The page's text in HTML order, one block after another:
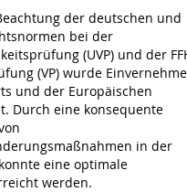
der deutschen und
bei der
(UVP) und der
(VP) wurde
und der Europäischen
Durch eine konsequente
in der
eine optimale
werden.